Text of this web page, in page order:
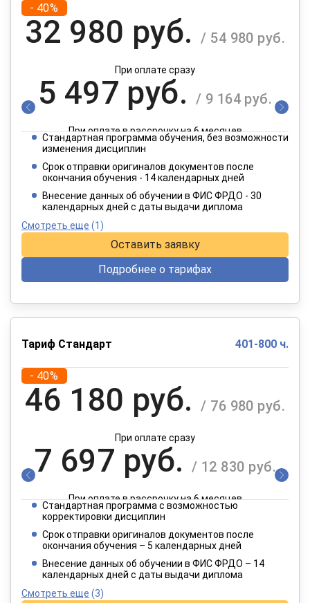
- 40%
32 980 руб. / 54 980 руб.
При оплате сразу
5 497 руб. / 9 164 руб.
При оплате в рассрочку на 6 месяцев
2 749 руб.
При оплате в рассрочку на 12 месяцев
Стандартная программа обучения, без возможности
изменения дисциплин
Срок отправки оригиналов документов после
окончания обучения - 14 календарных дней
Внесение данных об обучении в ФИС ФРДО - 30
календарных дней с даты выдачи диплома
Смотреть еще (1)
Оставить заявку
Подробнее о тарифах
Тариф Стандарт 401-800 ч.
- 40%
46 180 руб. / 76 980 руб.
При оплате сразу
7 697 руб. / 12 830 руб.
При оплате в рассрочку на 6 месяцев
3 849 руб.
При оплате в рассрочку на 12 месяцев
Стандартная программа с возможностью
корректировки дисциплин
Срок отправки оригиналов документов после
окончания обучения – 5 календарных дней
Внесение данных об обучении в ФИС ФРДО – 14
календарных дней с даты выдачи диплома
Смотреть еще (3)